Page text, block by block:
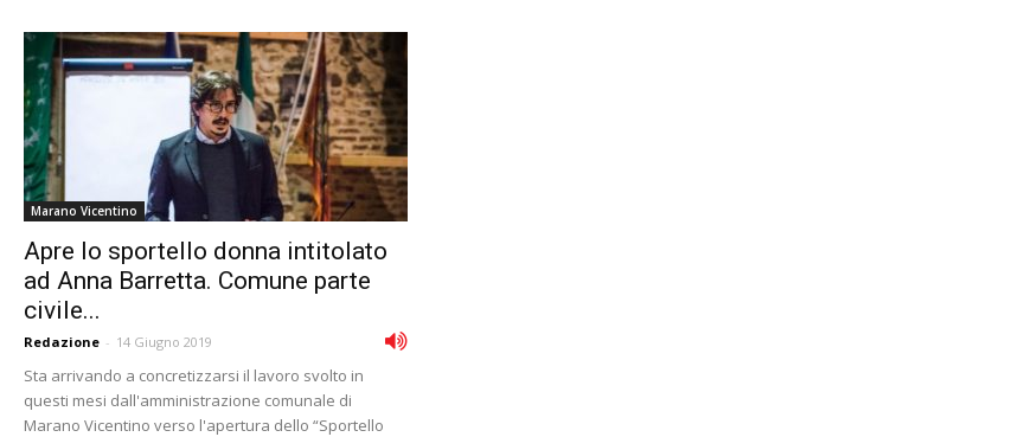
Marano Vicentino
Apre lo sportello donna intitolato
ad Anna Barretta. Comune parte
civile...
Redazione - 14 Giugno 2019
Sta arrivando a concretizzarsi il lavoro svolto in
questi mesi dall'amministrazione comunale di
Marano Vicentino verso l'apertura dello “Sportello